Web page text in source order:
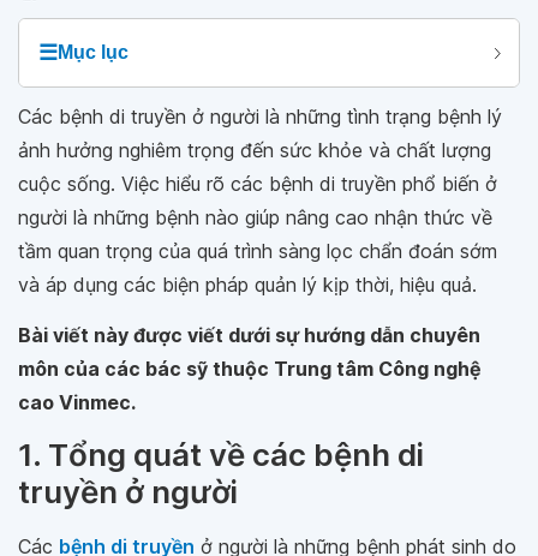
☰Mục lục
Các bệnh di truyền ở người là những tình trạng bệnh lý
ảnh hưởng nghiêm trọng đến sức khỏe và chất lượng
cuộc sống. Việc hiểu rõ các bệnh di truyền phổ biến ở
người là những bệnh nào giúp nâng cao nhận thức về
tầm quan trọng của quá trình sàng lọc chẩn đoán sớm
và áp dụng các biện pháp quản lý kịp thời, hiệu quả.
Bài viết này được viết dưới sự hướng dẫn chuyên
môn của các bác sỹ thuộc Trung tâm Công nghệ
cao Vinmec.
1. Tổng quát về các bệnh di
truyền ở người
Các bệnh di truyền ở người là những bệnh phát sinh do